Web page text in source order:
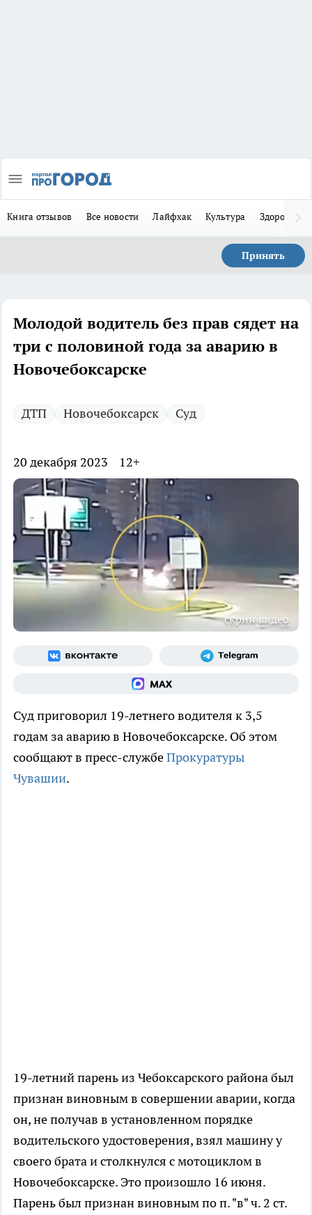
Книга отзывов Все новости Лайфхак Культура Здоровье
Принять
Молодой водитель без прав сядет на
три с половиной года за аварию в
Новочебоксарске
ДТП Новочебоксарск Суд
20 декабря 2023 12+
скрин видео
Суд приговорил 19-летнего водителя к 3,5
годам за аварию в Новочебоксарске. Об этом
сообщают в пресс-службеПрокуратуры
Чувашии.
19-летний парень из Чебоксарского района был
признан виновным в совершении аварии, когда
он, не получав в установленном порядке
водительского удостоверения, взял машину у
своего брата и столкнулся с мотоциклом в
Новочебоксарске. Это произошло 16 июня.
Парень был признан виновным по п. "в" ч. 2 ст.